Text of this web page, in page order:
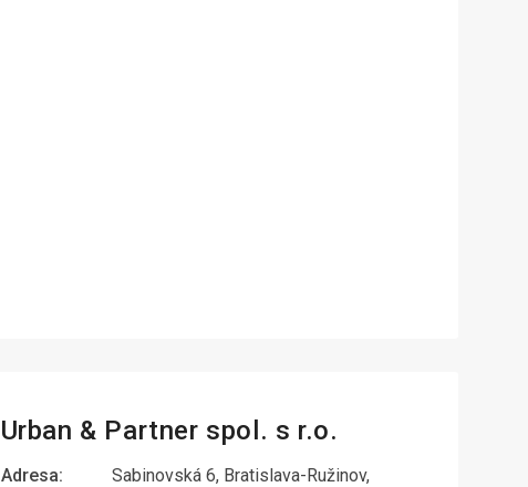
Urban & Partner spol. s r.o.
Adresa: Sabinovská 6, Bratislava-Ružinov,